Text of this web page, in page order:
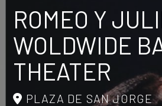
ROMEO Y
WOLDWIDE
THEATER
PLAZA DE SAN JORGE